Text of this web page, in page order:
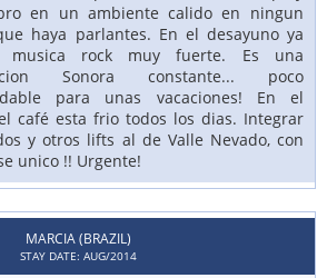
en un ambiente calido en ningun
haya parlantes. En el desayuno ya
musica rock muy fuerte. Es una
Sonora constante... poco
para unas vacaciones! En el
café esta frio todos los dias. Integrar
y otros lifts al de Valle Nevado, con
unico !! Urgente!
MARCIA (BRAZIL)
STAY DATE: AUG/2014